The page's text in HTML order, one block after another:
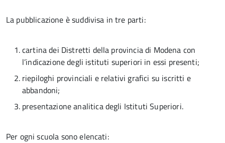
La pubblicazione è suddivisa in tre parti:
cartina dei Distretti della provincia di Modena con
l’indicazione degli istituti superiori in essi presenti;
riepiloghi provinciali e relativi grafici su iscritti e
abbandoni;
presentazione analitica degli Istituti Superiori.
Per ogni scuola sono elencati: